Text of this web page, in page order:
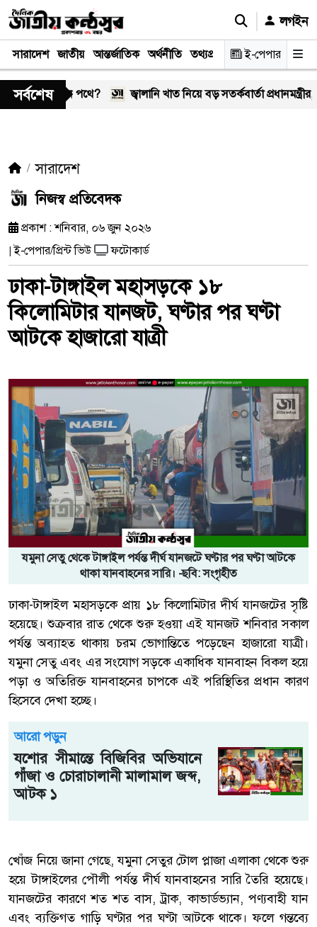
লগইন
সারাদেশ জাতীয় আন্তর্জাতিক অর্থনীতি তথ্যপ্রযুক্তি স্বাস্থ্য আইন-
ই-পেপার
সর্বশেষ
কঠিন পথে? জ্বালানি খাত নিয়ে বড় সতর্কবার্তা প্রধানমন্ত্রীর, নিয়োগ
সারাদেশ
নিজস্ব প্রতিবেদক
প্রকাশ : শনিবার, ০৬ জুন ২০২৬
| ই-পেপার/প্রিন্ট ভিউ ফটোকার্ড
ঢাকা-টাঙ্গাইল মহাসড়কে ১৮
কিলোমিটার যানজট, ঘণ্টার পর ঘণ্টা
আটকে হাজারো যাত্রী
যমুনা সেতু থেকে টাঙ্গাইল পর্যন্ত দীর্ঘ যানজটে ঘণ্টার পর ঘণ্টা আটকে
থাকা যানবাহনের সারি। -ছবি: সংগৃহীত
ঢাকা-টাঙ্গাইল মহাসড়কে প্রায় ১৮ কিলোমিটার দীর্ঘ যানজটের সৃষ্টি
হয়েছে। শুক্রবার রাত থেকে শুরু হওয়া এই যানজট শনিবার সকাল
পর্যন্ত অব্যাহত থাকায় চরম ভোগান্তিতে পড়েছেন হাজারো যাত্রী।
যমুনা সেতু এবং এর সংযোগ সড়কে একাধিক যানবাহন বিকল হয়ে
পড়া ও অতিরিক্ত যানবাহনের চাপকে এই পরিস্থিতির প্রধান কারণ
হিসেবে দেখা হচ্ছে।
আরো পড়ুন
যশোর সীমান্তে বিজিবির অভিযানে
গাঁজা ও চোরাচালানী মালামাল জব্দ,
আটক ১
খোঁজ নিয়ে জানা গেছে, যমুনা সেতুর টোল প্লাজা এলাকা থেকে শুরু
হয়ে টাঙ্গাইলের পৌলী পর্যন্ত দীর্ঘ যানবাহনের সারি তৈরি হয়েছে।
যানজটের কারণে শত শত বাস, ট্রাক, কাভার্ডভ্যান, পণ্যবাহী যান
এবং ব্যক্তিগত গাড়ি ঘণ্টার পর ঘণ্টা আটকে থাকে। ফলে গন্তব্যে